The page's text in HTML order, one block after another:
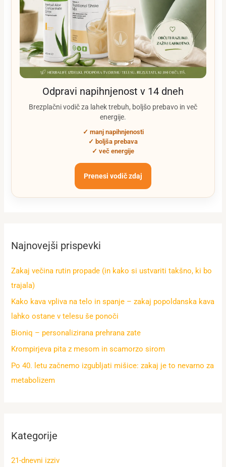
Odpravi napihnjenost v 14 dneh
Brezplačni vodič za lahek trebuh, boljšo prebavo in več
energije.
✓ manj napihnjenosti
✓ boljša prebava
✓ več energije
Prenesi vodič zdaj
Najnovejši prispevki
Zakaj večina rutin propade (in kako si ustvariti takšno, ki bo
trajala)
Kako kava vpliva na telo in spanje – zakaj popoldanska kava
lahko ostane v telesu še ponoči
Bioniq – personalizirana prehrana zate
Krompirjeva pita z mesom in scamorzo sirom
Po 40. letu začnemo izgubljati mišice: zakaj je to nevarno za
metabolizem
Kategorije
21-dnevni izziv